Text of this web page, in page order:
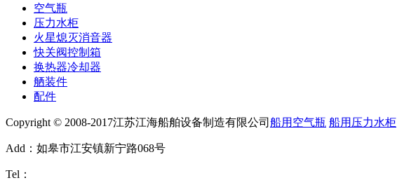
空气瓶
压力水柜
火星熄灭消音器
快关阀控制箱
换热器冷却器
舾装件
配件
Copyright © 2008-2017江苏江海船舶设备制造有限公司 船用空气瓶 船用压力水柜
Add：如皋市江安镇新宁路068号
Tel：